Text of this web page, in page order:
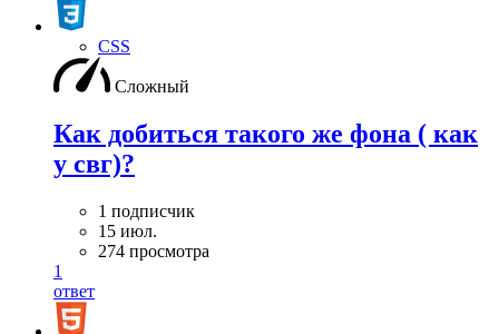
CSS
Сложный
Как добиться такого же фона ( как
у свг)?
1 подписчик
15 июл.
274 просмотра
1
ответ